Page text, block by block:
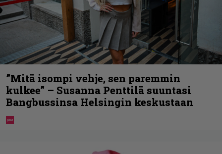
”Mitä isompi vehje, sen paremmin
kulkee” – Susanna Penttilä suuntasi
Bangbussinsa Helsingin keskustaan